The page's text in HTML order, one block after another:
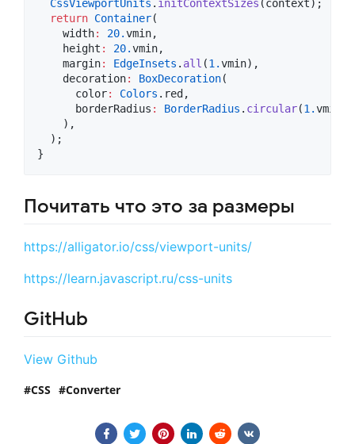
CssViewportUnits . initContextSizes (context);
return Container(
    width
: 20.vmin,
    height
: 20.vmin,
    margin
: EdgeInsets . all (1.vmin),
    decoration
: BoxDecoration(
      color
: Colors .red,
      borderRadius
: BorderRadius . circular(1.vmin),
    ),
  );
}
Почитать что это за размеры
https://alligator.io/css/viewport-units/
https://learn.javascript.ru/css-units
GitHub
View Github
CSS Converter